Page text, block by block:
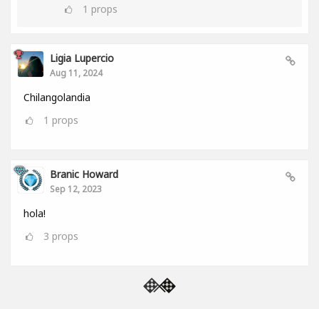
1 props
Ligia Lupercio
Aug 11, 2024
Chilangolandia
1 props
Branic Howard
Sep 12, 2023
hola!
3 props